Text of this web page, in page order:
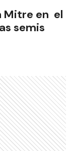
Mitre en el
semis